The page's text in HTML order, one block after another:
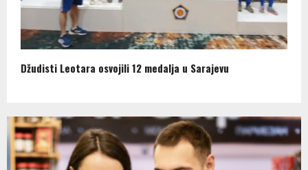
Džudisti Leotara osvojili 12 medalja u Sarajevu